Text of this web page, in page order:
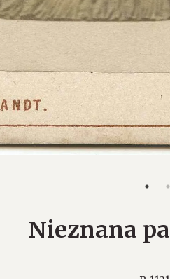
Nieznana